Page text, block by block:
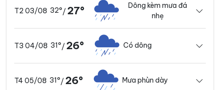
T2 03/08 32°/ 27°
Dông kèm mưa đá
nhẹ
T3 04/08 31°/ 26° Có dông
T4 05/08 31°/ 26° Mưa phùn dày